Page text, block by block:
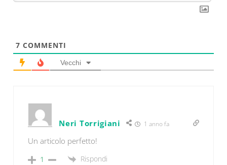
7 COMMENTI
Vecchi
Neri Torrigiani 1 anno fa
Un articolo perfetto!
1 Rispondi